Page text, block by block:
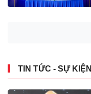
TIN TỨC - SỰ KIỆN